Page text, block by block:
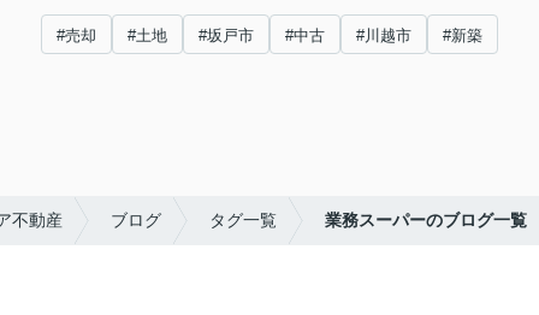
#売却 #土地 #坂戸市 #中古 #川越市 #新築
不動産 ブログ タグ一覧 業務スーパーのブログ一覧